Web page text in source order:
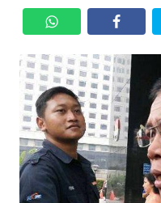
KRIMINAL
EKUIN
SAINS-TEKNO
KESEHATAN
INTERNASIONAL